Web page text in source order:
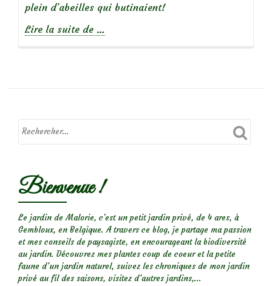
plein d’abeilles qui butinaient!
Lire la suite de
L’heptacodium
tout
en
…
Bienvenue !
Le jardin de Malorie, c'est un petit jardin privé, de 4 ares, à
Gembloux, en Belgique. A travers ce blog, je partage ma passion
et mes conseils de paysagiste, en encourageant la biodiversité
au jardin. Découvrez mes plantes coup de coeur et la petite
faune d’un jardin naturel, suivez les chroniques de mon jardin
privé au fil des saisons, visitez d’autres jardins,...